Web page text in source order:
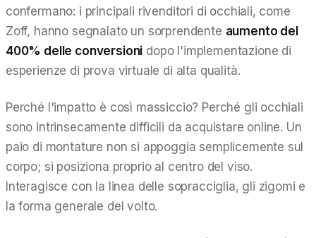
confermano: i principali rivenditori di occhiali, come
Zoff, hanno segnalato un sorprendente aumento del
400% delle conversioni dopo l'implementazione di
esperienze di prova virtuale di alta qualità.
Perché l'impatto è così massiccio? Perché gli occhiali
sono intrinsecamente difficili da acquistare online. Un
paio di montature non si appoggia semplicemente sul
corpo; si posiziona proprio al centro del viso.
Interagisce con la linea delle sopracciglia, gli zigomi e
la forma generale del volto.